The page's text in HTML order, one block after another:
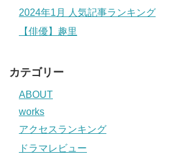
2024年1月 人気記事ランキング
【俳優】趣里
カテゴリー
ABOUT
works
アクセスランキング
ドラマレビュー